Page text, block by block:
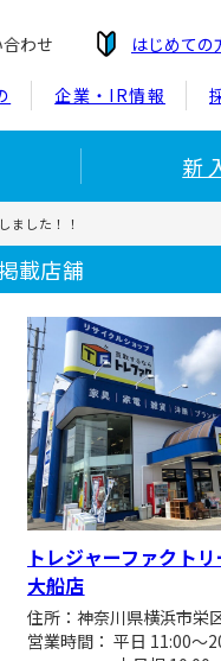
わせ はじめての
企業・IR情報
新
した！！
載店舗
トレジャーファクトリ
大船店
住所：神奈川県横浜市栄
営業時間： 平日 11:00～